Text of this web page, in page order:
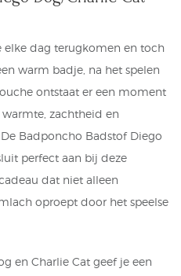
dag terugkomen en toch
warm badje, na het spelen
ontstaat er een moment
zachtheid en
Badponcho Badstof Diego
perfect aan bij deze
dat niet alleen
oproept door het speelse
en Charlie Cat geef je een